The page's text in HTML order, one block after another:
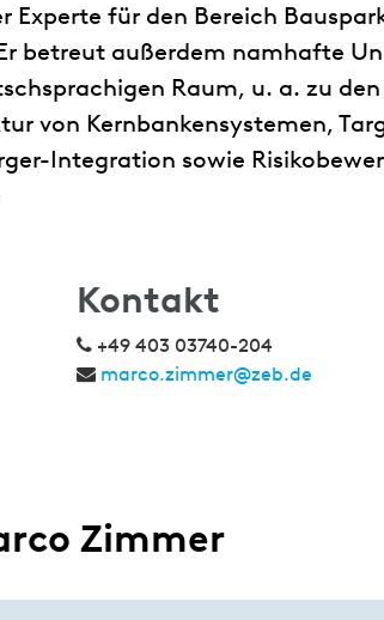
Experte für den Bereich
betreut außerdem namhafte
Raum, u. a. zu
von Kernbankensystemen,
Integration sowie
Kontakt
+49 403 03740-204
marco.zimmer@zeb.de
Zimmer